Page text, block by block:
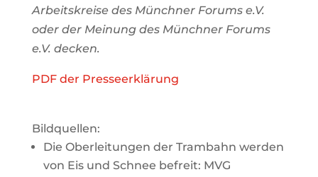
Arbeitskreise des Münchner Forums e.V.
oder der Meinung des Münchner Forums
e.V. decken.
PDF der Presseerklärung
Bildquellen:
Die Oberleitungen der Trambahn werden
von Eis und Schnee befreit: MVG